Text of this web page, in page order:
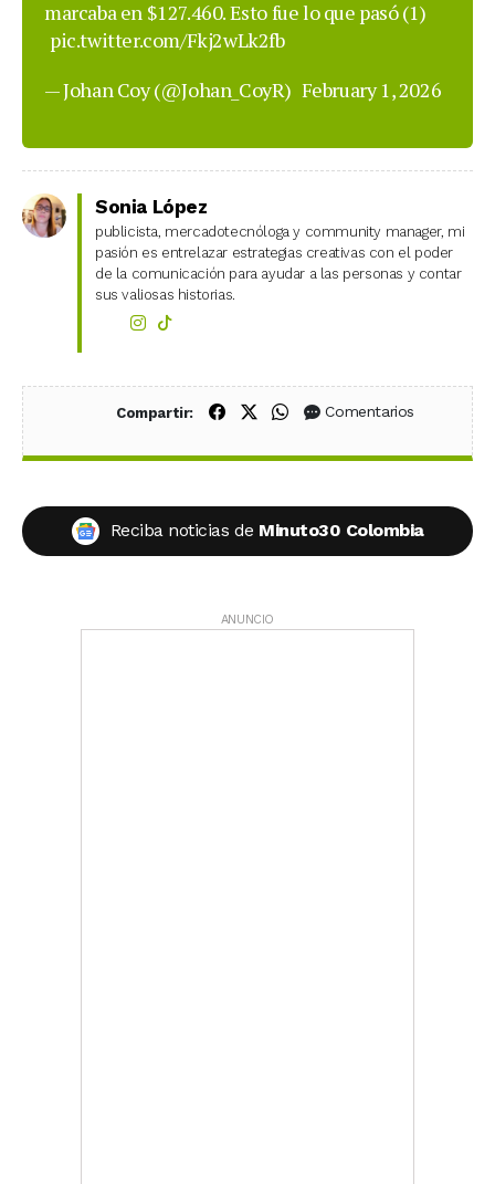
marcaba en $127.460. Esto fue lo que pasó (1)
pic.twitter.com/Fkj2wLk2fb
— Johan Coy (@Johan_CoyR) February 1, 2026
Sonia López
publicista, mercadotecnóloga y community manager, mi
pasión es entrelazar estrategias creativas con el poder
de la comunicación para ayudar a las personas y contar
sus valiosas historias.
Compartir: Compartir en Facebook
Compartir en X (Twitter)
Compartir en WhatsApp
Comentarios
Reciba noticias de Minuto30 Colombia
ANUNCIO